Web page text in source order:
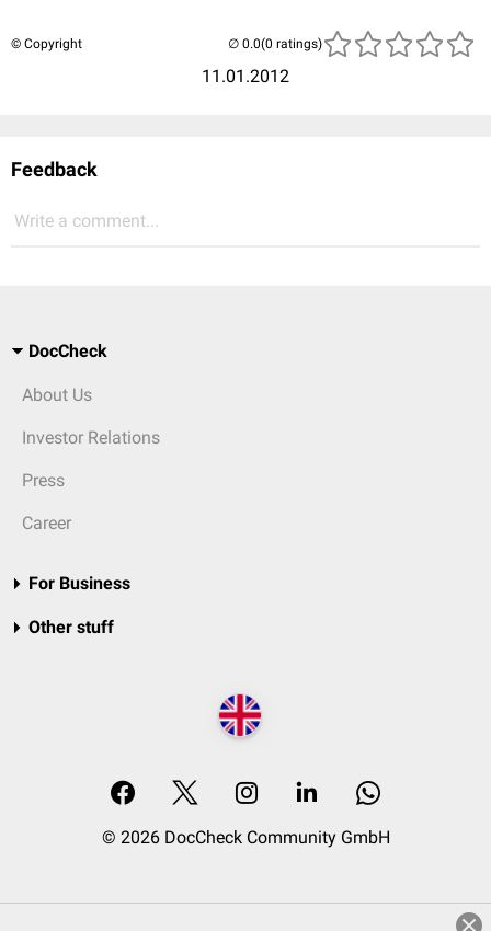
© Copyright
11.01.2012
(0 ratings)
Feedback
Write a comment...
DocCheck
About Us
Investor Relations
Press
Career
For Business
Other stuff
© 2026 DocCheck Community GmbH